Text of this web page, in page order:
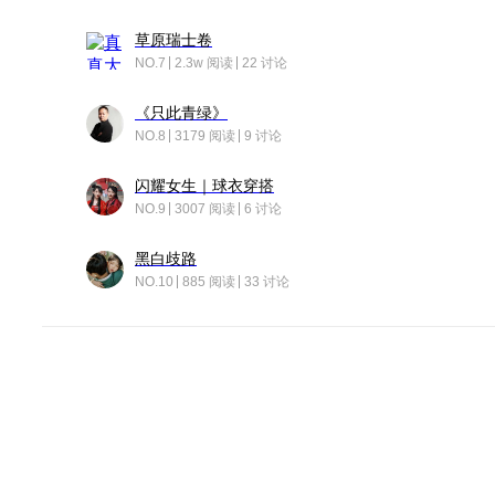
草原瑞士卷
NO.7 2.3w 阅读 22 讨论
《只此青绿》
NO.8 3179 阅读 9 讨论
闪耀女生｜球衣穿搭
NO.9 3007 阅读 6 讨论
黑白歧路
NO.10 885 阅读 33 讨论